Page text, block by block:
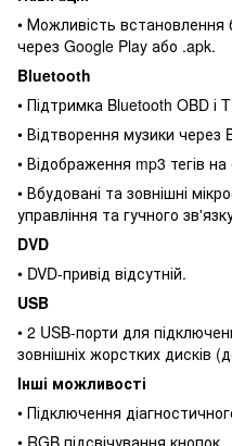
• Можливість встановлення
через Google Play або .apk.
Bluetooth
• Підтримка Bluetooth OBD і
• Відтворення музики через
• Відображення mp3 тегів
• Вбудовані та зовнішні
управління та гучного
DVD
• DVD-привід відсутній.
USB
• 2 USB-порти для
зовнішніх жорстких дисків
Інші можливості
• Підключення
• RGB підсвічування кнопок.